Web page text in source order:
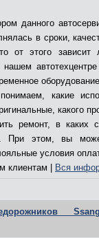
данного
в сроки,
от этого зависит
автотехцентре
оборудование.
какие
какого
ремонт, в каких
При этом, вы
условия
клиентам | Вся